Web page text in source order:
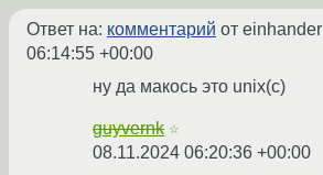
Ответ на: комментарий от einhander
06:14:55 +00:00
ну да макось это unix(c)
guyvernk ☆
08.11.2024 06:20:36 +00:00